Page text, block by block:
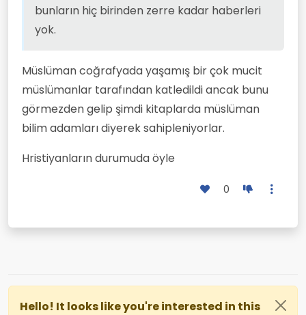
bunların hiç birinden zerre kadar haberleri
yok.
Müslüman coğrafyada yaşamış bir çok mucit
müslümanlar tarafından katledildi ancak bunu
görmezden gelip şimdi kitaplarda müslüman
bilim adamları diyerek sahipleniyorlar.
Hristiyanların durumuda öyle
0
Hello! It looks like you're interested in this